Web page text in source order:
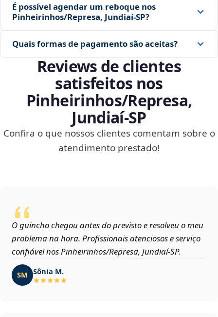
É possível agendar um reboque nos
Pinheirinhos/Represa, Jundiaí‑SP?
Quais formas de pagamento são aceitas?
Reviews de clientes
satisfeitos nos
Pinheirinhos/Represa,
Jundiaí‑SP
Confira o que nossos clientes comentam sobre o
atendimento prestado!
O guincho chegou antes do previsto e resolveu o meu
problema na hora. Profissionais atenciosos e serviço
confiável nos Pinheirinhos/Represa, Jundiaí‑SP.
SM Sônia M.